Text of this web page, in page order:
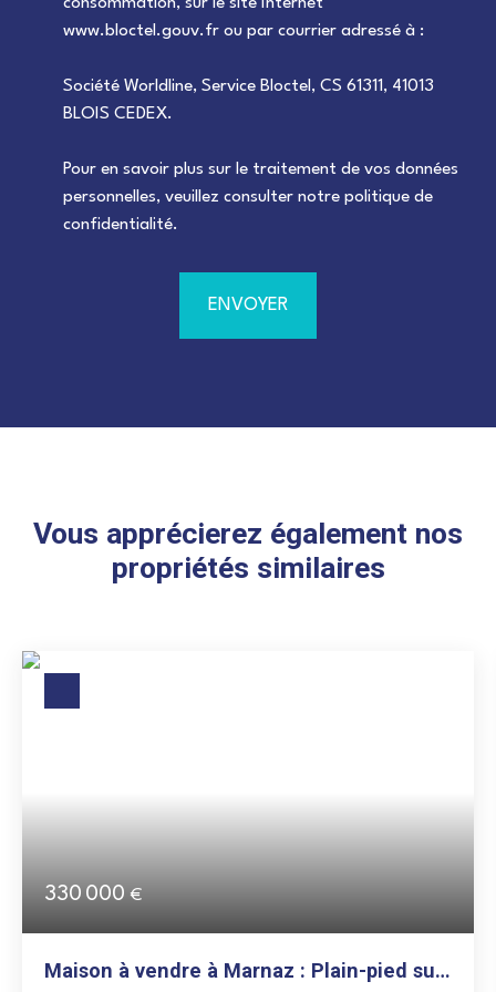
www.bloctel.gouv.fr ou par courrier adressé à :
Société Worldline, Service Bloctel, CS 61311, 41013
BLOIS CEDEX.
Pour en savoir plus sur le traitement de vos données
personnelles, veuillez consulter notre politique de
confidentialité.
ENVOYER
Vous apprécierez également nos
propriétés similaires
330 000€
Maison à vendre à Marnaz : Plain-pied sur